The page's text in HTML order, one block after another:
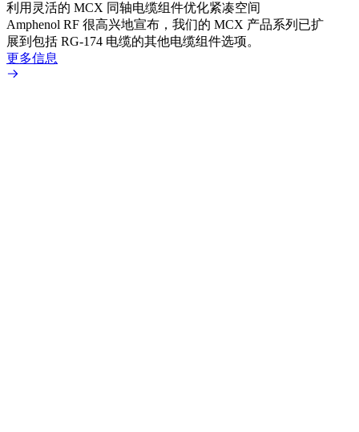
利用灵活的 MCX 同轴电缆组件优化紧凑空间
Amphenol RF 很高兴地宣布，我们的 MCX 产品系列已扩
展到包括 RG-174 电缆的其他电缆组件选项。
更多信息